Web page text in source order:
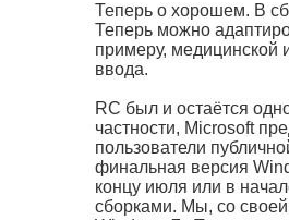
Теперь о хорошем. В
Теперь можно
примеру, медицинской
ввода.
RC был и остаётся
частности, Microsoft
пользователи
финальная версия
концу июля или в
сборками. Мы, со